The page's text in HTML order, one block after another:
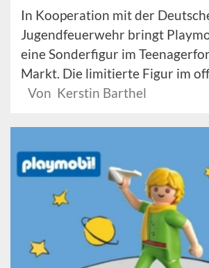
In Kooperation mit der
Jugendfeuerwehr bringt
eine Sonderfigur im
Markt. Die limitierte Figur im
Von Kerstin Barthel